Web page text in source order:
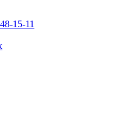
15-11